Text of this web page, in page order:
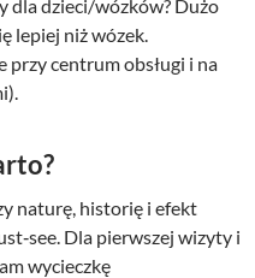
dla dzieci/wózków? Dużo
lepiej niż wózek.
przy centrum obsługi i na
naturę, historię i efekt
Dla pierwszej wizyty i
wycieczkę